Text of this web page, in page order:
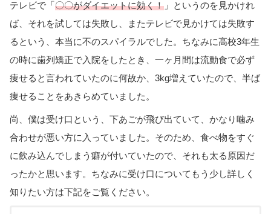
テレビで「〇〇がダイエットに効く！ 」というのを見かけれ
ば、それを試しては失敗し、またテレビで見かけては失敗す
るという、本当に不のスパイラルでした。ちなみに高校3年生
の時に歯列矯正で入院をしたとき、一ヶ月間は流動食で必ず
痩せると言われていたのに何故か、3kg増えていたので、半ば
痩せることをあきらめていました。
尚、僕は受け口という、下あごが飛び出ていて、かなり噛み
合わせが悪い方に入っていました。そのため、食べ物をすぐ
に飲み込んでしまう癖が付いていたので、それも太る原因だ
ったかと思います。ちなみに受け口についてもう少し詳しく
知りたい方は下記をご覧ください。